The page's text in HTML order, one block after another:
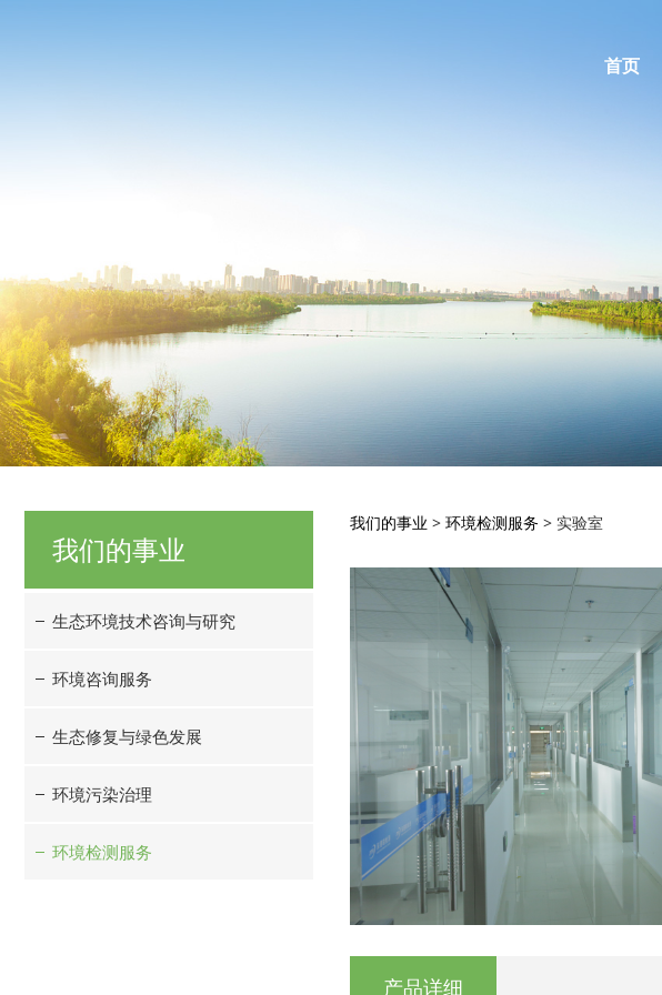
首页
我们的事业
生态环境技术咨询与研究
环境咨询服务
生态修复与绿色发展
环境污染治理
环境检测服务
实验室
我们的事业 > 环境检测服务 > 实验室
产品详细